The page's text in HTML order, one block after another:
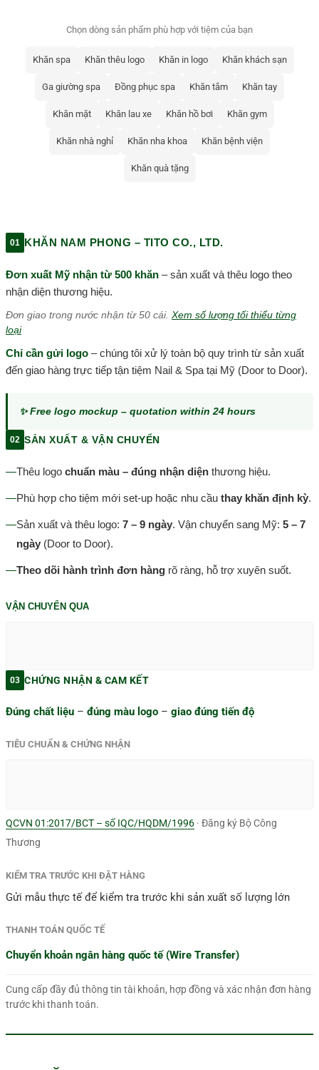
Chọn dòng sản phẩm phù hợp với tiệm của bạn
Khăn spa Khăn thêu logo Khăn in logo Khăn khách sạn
Ga giường spa Đồng phục spa Khăn tắm Khăn tay
Khăn mặt Khăn lau xe Khăn hồ bơi Khăn gym
Khăn nhà nghỉ Khăn nha khoa Khăn bệnh viện
Khăn quà tặng
01 KHĂN NAM PHONG – TITO CO., LTD.
Đơn xuất Mỹ nhận từ 500 khăn – sản xuất và thêu logo theo
nhận diện thương hiệu.
Đơn giao trong nước nhận từ 50 cái. Xem số lượng tối thiểu từng
loại
Chỉ cần gửi logo – chúng tôi xử lý toàn bộ quy trình từ sản xuất
đến giao hàng trực tiếp tận tiệm Nail & Spa tại Mỹ (Door to Door).
✨ Free logo mockup – quotation within 24 hours
02 SẢN XUẤT & VẬN CHUYỂN
—Thêu logo chuẩn màu – đúng nhận diện thương hiệu.
—Phù hợp cho tiệm mới set-up hoặc nhu cầu thay khăn định kỳ.
—Sản xuất và thêu logo: 7 – 9 ngày. Vận chuyển sang Mỹ: 5 – 7
ngày (Door to Door).
—Theo dõi hành trình đơn hàng rõ ràng, hỗ trợ xuyên suốt.
VẬN CHUYỂN QUA
03 CHỨNG NHẬN & CAM KẾT
Đúng chất liệu – đúng màu logo – giao đúng tiến độ
TIÊU CHUẨN & CHỨNG NHẬN
QCVN 01:2017/BCT – số IQC/HQDM/1996 · Đăng ký Bộ Công
Thương
KIỂM TRA TRƯỚC KHI ĐẶT HÀNG
Gửi mẫu thực tế để kiểm tra trước khi sản xuất số lượng lớn
THANH TOÁN QUỐC TẾ
Chuyển khoản ngân hàng quốc tế (Wire Transfer)
Cung cấp đầy đủ thông tin tài khoản, hợp đồng và xác nhận đơn hàng
trước khi thanh toán.